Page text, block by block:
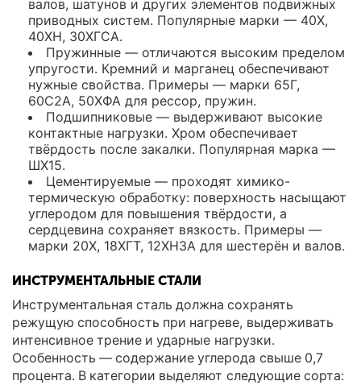
валов, шатунов и других элементов подвижных
приводных систем. Популярные марки — 40Х,
40ХН, 30ХГСА.
Пружинные — отличаются высоким пределом
упругости. Кремний и марганец обеспечивают
нужные свойства. Примеры — марки 65Г,
60С2А, 50ХФА для рессор, пружин.
Подшипниковые — выдерживают высокие
контактные нагрузки. Хром обеспечивает
твёрдость после закалки. Популярная марка —
ШХ15.
Цементируемые — проходят химико-
термическую обработку: поверхность насыщают
углеродом для повышения твёрдости, а
сердцевина сохраняет вязкость. Примеры —
марки 20Х, 18ХГТ, 12ХН3А для шестерён и валов.
ИНСТРУМЕНТАЛЬНЫЕ СТАЛИ
Инструментальная сталь должна сохранять
режущую способность при нагреве, выдерживать
интенсивное трение и ударные нагрузки.
Особенность — содержание углерода свыше 0,7
процента. В категории выделяют следующие сорта: